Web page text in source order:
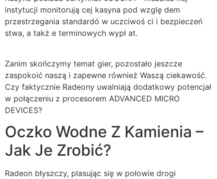
instytucji monitorują cej kasyna pod wzglę dem
przestrzegania standardó w uczciwoś ci i bezpieczeń
stwa, a takż e terminowych wypł at.
Zanim skończymy temat gier, pozostało jeszcze
zaspokoić naszą i zapewne również Waszą ciekawość.
Czy faktycznie Radeony uwalniają dodatkowy potencjał
w połączeniu z procesorem ADVANCED MICRO
DEVICES?
Oczko Wodne Z Kamienia –
Jak Je Zrobić?
Radeon błyszczy, plasując się w połowie drogi